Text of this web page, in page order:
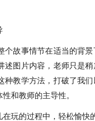
故事情节在适当的背
述图片内容，老师只是
教学方法，打破了我
和教师的主导性。
玩的过程中，轻松愉快